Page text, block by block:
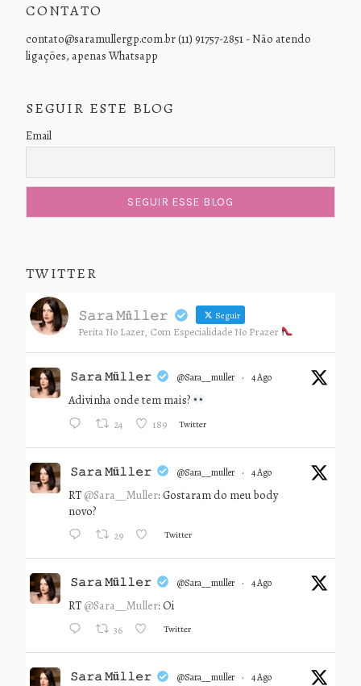
CONTATO
contato@saramullergp.com.br (11) 91757-2851 - Não atendo
ligações, apenas Whatsapp
SEGUIR ESTE BLOG
Email
TWITTER
𝚂𝚊𝚛𝚊 𝙼ü𝚕𝚕𝚎𝚛 Seguir
Perita No Lazer, Com Especialidade No Prazer
𝚂𝚊𝚛𝚊 𝙼ü𝚕𝚕𝚎𝚛 @sara__muller · 4 Ago
Adivinha onde tem mais?
24 189 Twitter
𝚂𝚊𝚛𝚊 𝙼ü𝚕𝚕𝚎𝚛 @sara__muller · 4 Ago
RT @Sara__Muller: Gostaram do meu body
novo?
29 Twitter
𝚂𝚊𝚛𝚊 𝙼ü𝚕𝚕𝚎𝚛 @sara__muller · 4 Ago
RT @Sara__Muller: Oi
36 Twitter
𝚂𝚊𝚛𝚊 𝙼ü𝚕𝚕𝚎𝚛 @sara__muller · 4 Ago